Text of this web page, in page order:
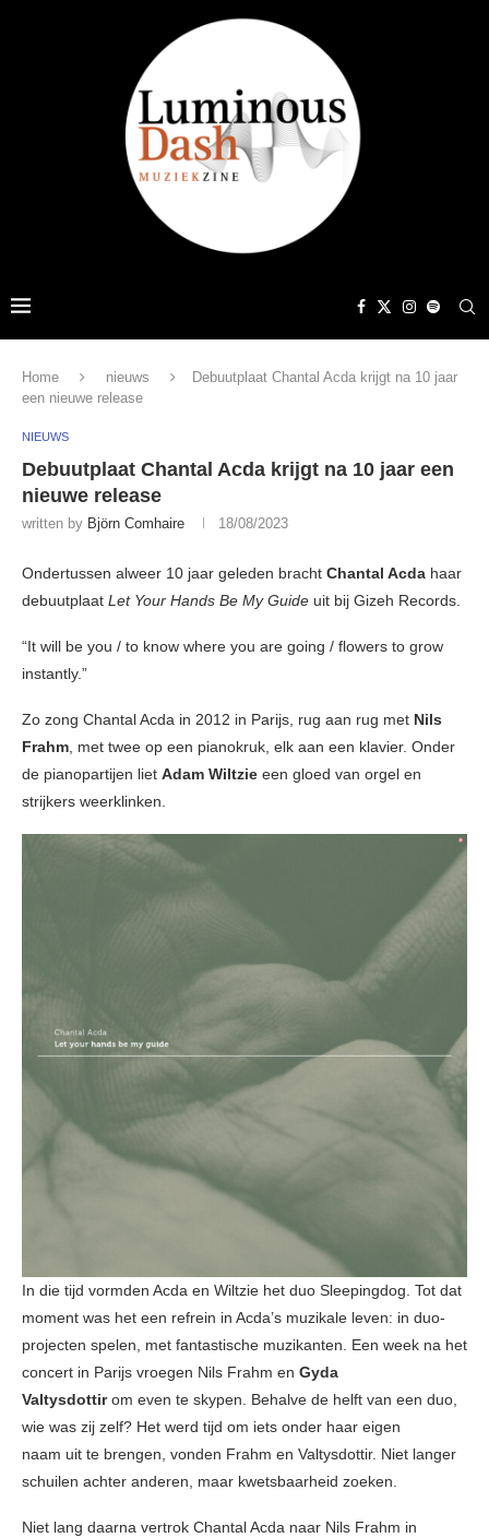
Home nieuws
Debuutplaat Chantal Acda krijgt na 10 jaar
een nieuwe release
NIEUWS
Debuutplaat Chantal Acda krijgt na 10 jaar een
nieuwe release
written by Björn Comhaire 18/08/2023
Ondertussen alweer 10 jaar geleden bracht Chantal Acda haar
debuutplaat Let Your Hands Be My Guide uit bij Gizeh Records.
“It will be you / to know where you are going / flowers to grow
instantly.”
Zo zong Chantal Acda in 2012 in Parijs, rug aan rug met Nils
Frahm, met twee op een pianokruk, elk aan een klavier. Onder
de pianopartijen liet Adam Wiltzie een gloed van orgel en
strijkers weerklinken.
In die tijd vormden Acda en Wiltzie het duo Sleepingdog. Tot dat
moment was het een refrein in Acda’s muzikale leven: in duo-
projecten spelen, met fantastische muzikanten. Een week na het
concert in Parijs vroegen Nils Frahm en Gyda
Valtysdottirom even te skypen. Behalve de helft van een duo,
wie was zij zelf? Het werd tijd om iets onder haar eigen
naam uit te brengen, vonden Frahm en Valtysdottir. Niet langer
schuilen achter anderen, maar kwetsbaarheid zoeken.
Niet lang daarna vertrok Chantal Acda naar Nils Frahm in